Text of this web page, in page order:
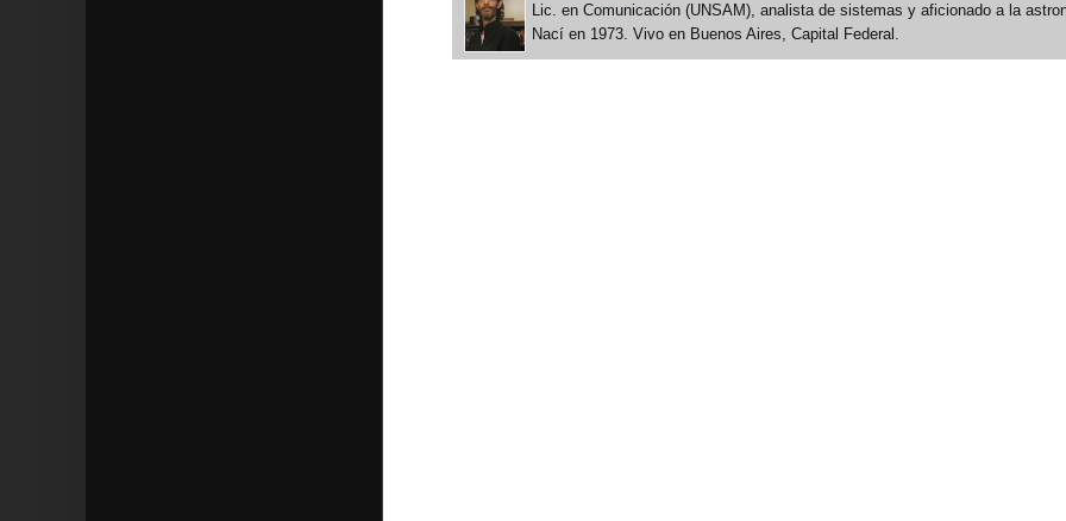
Lic. en Comunicación (UNSAM), analista de sistemas y aficionado a la
Nací en 1973. Vivo en Buenos Aires, Capital Federal.